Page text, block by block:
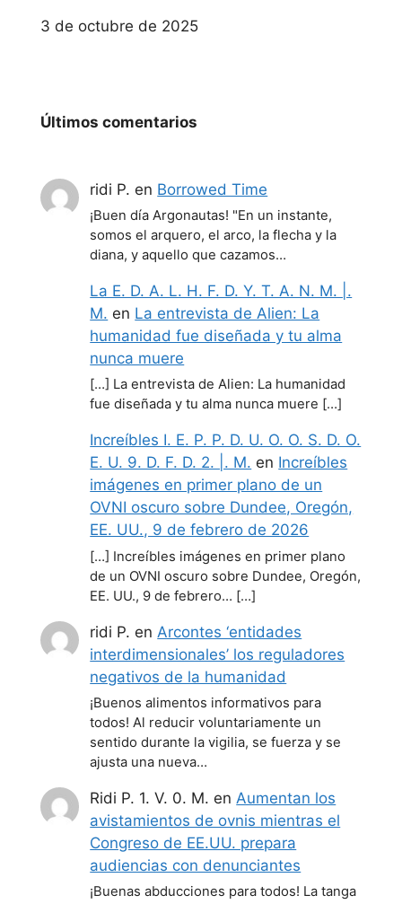
Fecha
3 de octubre de 2025
Últimos comentarios
ridi P. en Borrowed Time
¡Buen día Argonautas! "En un instante,
somos el arquero, el arco, la flecha y la
diana, y aquello que cazamos…
La E. D. A. L. H. F. D. Y. T. A. N. M. |.
M. en La entrevista de Alien: La
humanidad fue diseñada y tu alma
nunca muere
[…] La entrevista de Alien: La humanidad
fue diseñada y tu alma nunca muere […]
Increíbles I. E. P. P. D. U. O. O. S. D. O.
E. U. 9. D. F. D. 2. |. M. en Increíbles
imágenes en primer plano de un
OVNI oscuro sobre Dundee, Oregón,
EE. UU., 9 de febrero de 2026
[…] Increíbles imágenes en primer plano
de un OVNI oscuro sobre Dundee, Oregón,
EE. UU., 9 de febrero… […]
ridi P. en Arcontes ‘entidades
interdimensionales’ los reguladores
negativos de la humanidad
¡Buenos alimentos informativos para
todos! Al reducir voluntariamente un
sentido durante la vigilia, se fuerza y se
ajusta una nueva…
Ridi P. 1. V. 0. M. enAumentan los
avistamientos de ovnis mientras el
Congreso de EE.UU. prepara
audiencias con denunciantes
¡Buenas abducciones para todos! La tanga